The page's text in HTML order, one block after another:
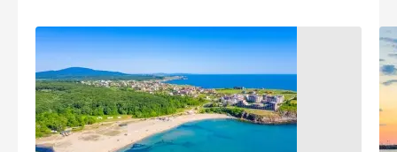
sieň
slávy.
Viac
než
2500
mestská
brána
boková
veža.